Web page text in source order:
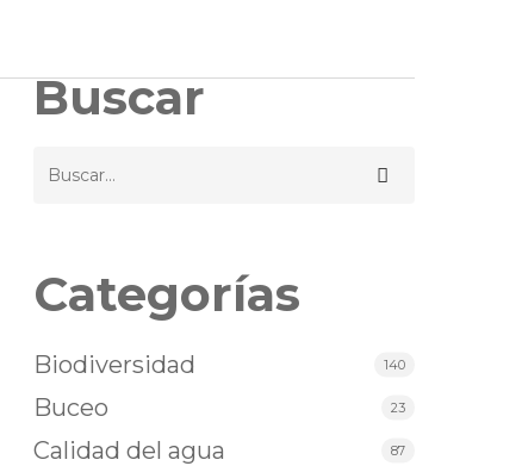
Buscar
Categorías
Biodiversidad 140
Buceo 23
Calidad del agua 87